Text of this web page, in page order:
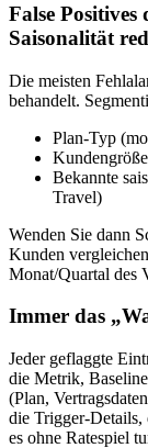
False
Saisonalität
Die meisten
behandelt.
Plan‑Typ
Bekannte
Travel)
Wenden Sie dann
Kunden
Monat/Quartal des
Immer das
Jeder geflaggte
die Metrik,
(Plan,
die
es ohne Ratespiel